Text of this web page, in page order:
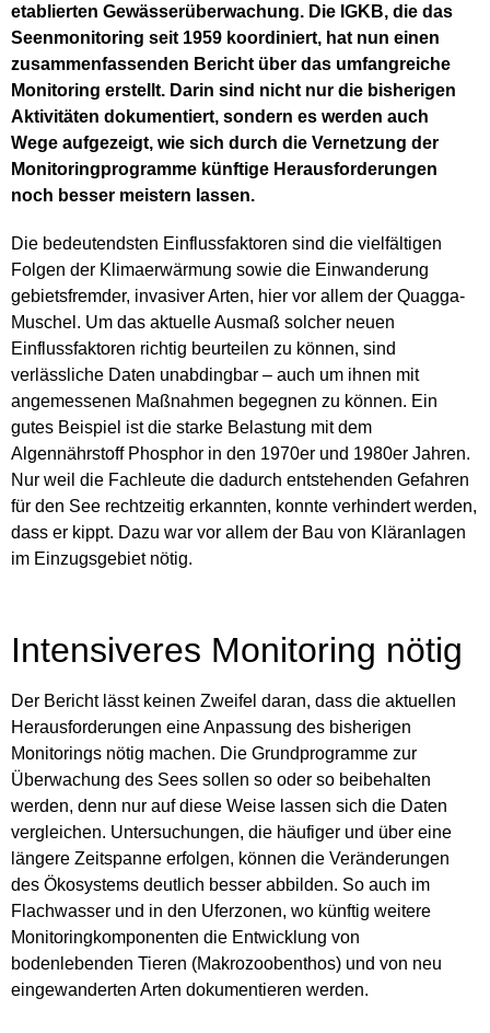
etablierten Gewässerüberwachung. Die IGKB, die das
Seenmonitoring seit 1959 koordiniert, hat nun einen
zusammenfassenden Bericht über das umfangreiche
Monitoring erstellt. Darin sind nicht nur die bisherigen
Aktivitäten dokumentiert, sondern es werden auch
Wege aufgezeigt, wie sich durch die Vernetzung der
Monitoringprogramme künftige Herausforderungen
noch besser meistern lassen.
Die bedeutendsten Einflussfaktoren sind die vielfältigen
Folgen der Klimaerwärmung sowie die Einwanderung
gebietsfremder, invasiver Arten, hier vor allem der Quagga-
Muschel. Um das aktuelle Ausmaß solcher neuen
Einflussfaktoren richtig beurteilen zu können, sind
verlässliche Daten unabdingbar – auch um ihnen mit
angemessenen Maßnahmen begegnen zu können. Ein
gutes Beispiel ist die starke Belastung mit dem
Algennährstoff Phosphor in den 1970er und 1980er Jahren.
Nur weil die Fachleute die dadurch entstehenden Gefahren
für den See rechtzeitig erkannten, konnte verhindert werden,
dass er kippt. Dazu war vor allem der Bau von Kläranlagen
im Einzugsgebiet nötig.
Intensiveres Monitoring nötig
Der Bericht lässt keinen Zweifel daran, dass die aktuellen
Herausforderungen eine Anpassung des bisherigen
Monitorings nötig machen. Die Grundprogramme zur
Überwachung des Sees sollen so oder so beibehalten
werden, denn nur auf diese Weise lassen sich die Daten
vergleichen. Untersuchungen, die häufiger und über eine
längere Zeitspanne erfolgen, können die Veränderungen
des Ökosystems deutlich besser abbilden. So auch im
Flachwasser und in den Uferzonen, wo künftig weitere
Monitoringkomponenten die Entwicklung von
bodenlebenden Tieren (Makrozoobenthos) und von neu
eingewanderten Arten dokumentieren werden.